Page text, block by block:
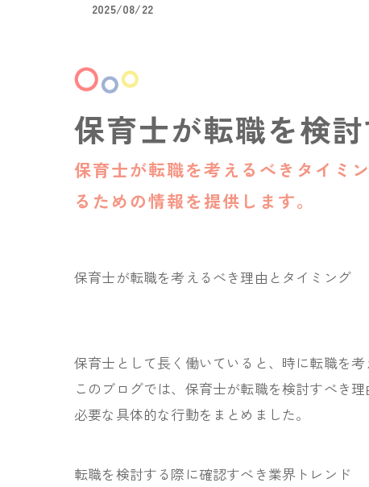
2025/08/22
保育士が転職を検
保育士が転職を考えるべきタイミ
るための情報を提供します。
保育士が転職を考えるべき理由とタイミング
保育士として長く働いていると、時に転職を
このブログでは、保育士が転職を検討すべき
必要な具体的な行動をまとめました。
転職を検討する際に確認すべき業界トレンド